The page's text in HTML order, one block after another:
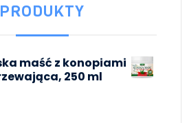
PRODUKTY
maść z konopiami
250 ml